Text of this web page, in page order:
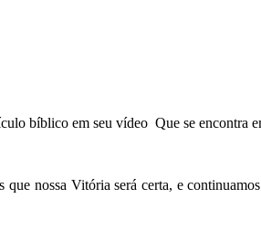
bíblico em seu vídeo Que se encontra
que nossa Vitória será certa, e